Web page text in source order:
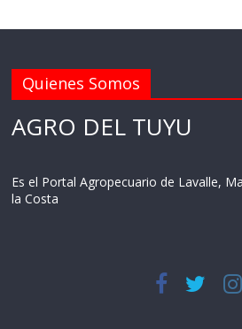
Quienes Somos
AGRO DEL TUYU
Es el Portal Agropecuario de Lavalle,
la Costa